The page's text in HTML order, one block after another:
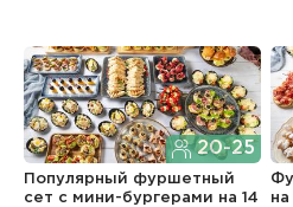
20-25
Популярный фуршетный
сет c мини-бургерами на 14
на